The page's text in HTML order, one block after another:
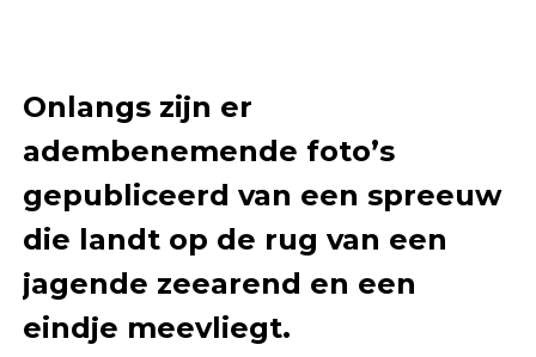
Onlangs zijn er
adembenemende foto’s
gepubliceerd van een spreeuw
die landt op de rug van een
jagende zeearend en een
eindje meevliegt.